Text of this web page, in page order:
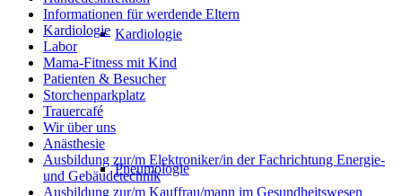
Kardiologie
Pneumologie
Informationen für werdende Eltern
Kardiologie
Labor
Mama-Fitness mit Kind
Patienten & Besucher
Storchenparkplatz
Trauercafé
Wir über uns
Anästhesie
Ausbildung zur/m Elektroniker/in der Fachrichtung Energie-
und Gebäudetechnik
Ausbildung zur/m Kauffrau/mann im Gesundheitswesen